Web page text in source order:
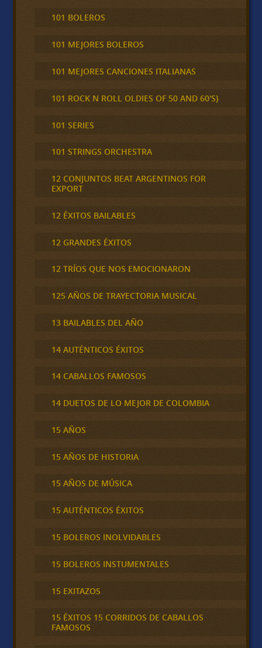
101 BOLEROS
101 MEJORES BOLEROS
101 MEJORES CANCIONES ITALIANAS
101 ROCK N ROLL OLDIES OF 50 AND 60'S}
101 SERIES
101 STRINGS ORCHESTRA
12 CONJUNTOS BEAT ARGENTINOS FOR
EXPORT
12 ÉXITOS BAILABLES
12 GRANDES ÉXITOS
12 TRÍOS QUE NOS EMOCIONARON
125 AÑOS DE TRAYECTORIA MUSICAL
13 BAILABLES DEL AÑO
14 AUTÉNTICOS ÉXITOS
14 CABALLOS FAMOSOS
14 DUETOS DE LO MEJOR DE COLOMBIA
15 AÑOS
15 AÑOS DE HISTORIA
15 AÑOS DE MÚSICA
15 AUTÉNTICOS ÉXITOS
15 BOLEROS INOLVIDABLES
15 BOLEROS INSTUMENTALES
15 EXITAZOS
15 ÉXITOS 15 CORRIDOS DE CABALLOS
FAMOSOS